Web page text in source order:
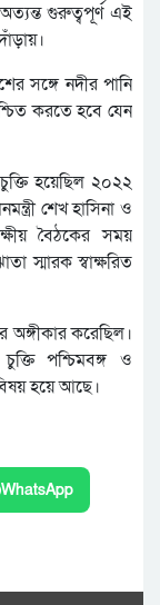
গুরুত্বপূর্ণ এই
সঙ্গে নদীর পানি
করতে হবে যেন
হয়েছিল ২০২২
শেখ হাসিনা ও
বৈঠকের সময়
স্মারক স্বাক্ষরিত
করেছিল।
পশ্চিমবঙ্গ ও
হয়ে আছে।
WhatsApp